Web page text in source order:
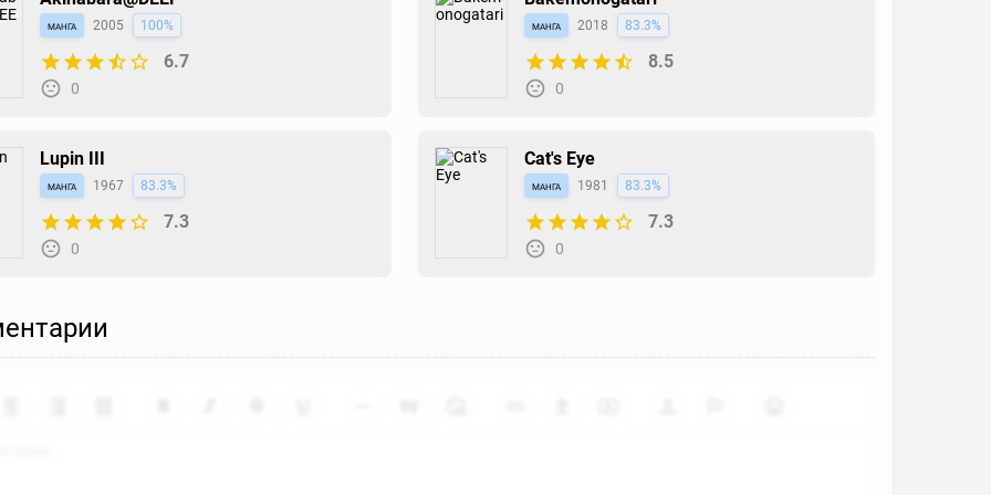
манга 2005 100%
6.7
0
манга 2018 83.3%
8.5
0
Lupin III
манга 1967 83.3%
7.3
0
Cat's Eye
манга 1981 83.3%
7.3
0